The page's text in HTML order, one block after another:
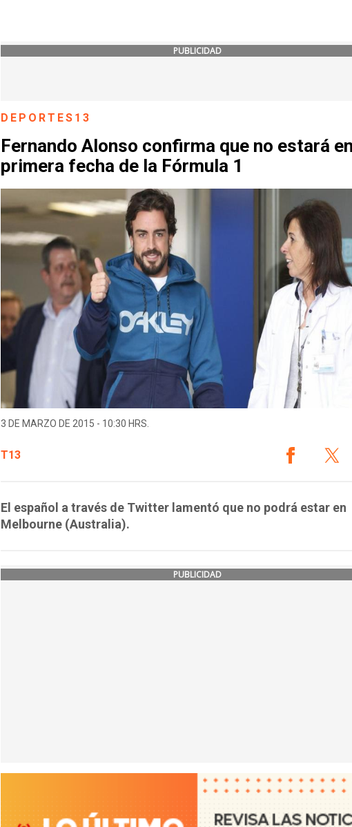
PUBLICIDAD
DEPORTES13
Fernando Alonso confirma que no estará
primera fecha de la Fórmula 1
3 DE MARZO DE 2015 - 10:30 HRS.
T13
El español a través de Twitter lamentó que no podrá estar en
Melbourne (Australia).
PUBLICIDAD